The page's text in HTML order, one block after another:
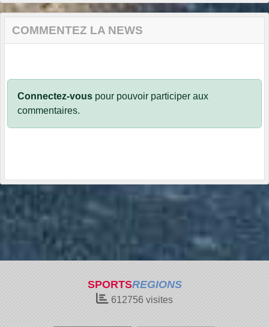
COMMENTEZ LA NEWS
Connectez-vous pour pouvoir participer aux
commentaires.
SPORTSREGIONS
612756 visites